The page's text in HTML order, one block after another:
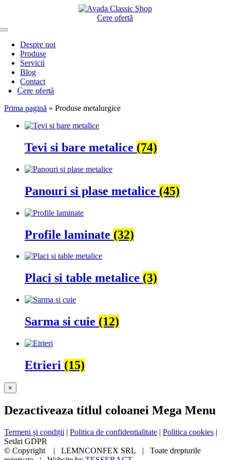
content
Cere ofertă
Toggle
NavigationDespre noi
Produse
Servicii
Blog
Contact
Cere ofertă
Prima pagină » Produse metalurgice
Tevi si bare metalice (74)
Panouri si plase metalice (45)
Profile laminate (32)
Placi si table metalice (3)
Sarma si cuie (12)
Etrieri (15)
Close
product
view
×
Dezactiveaza titlul coloanei Mega Menu
Termeni și condiții | Politica de confidentialitate | Politica cookies |
Setări GDPR
© Copyright
| LEMNCONFEX SRL | Toate drepturile